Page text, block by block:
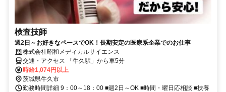
検査技師
週2日～お好きなペースでOK！長期安定の医療系企業でのお仕事
株式会社昭和メディカルサイエンス
交通・アクセス 「牛久駅」から車5分
時給1,074円以上
茨城県牛久市
勤務時間詳細 9：00～18：00 ■週2日～OK ■時間・曜日応相談 ■扶養